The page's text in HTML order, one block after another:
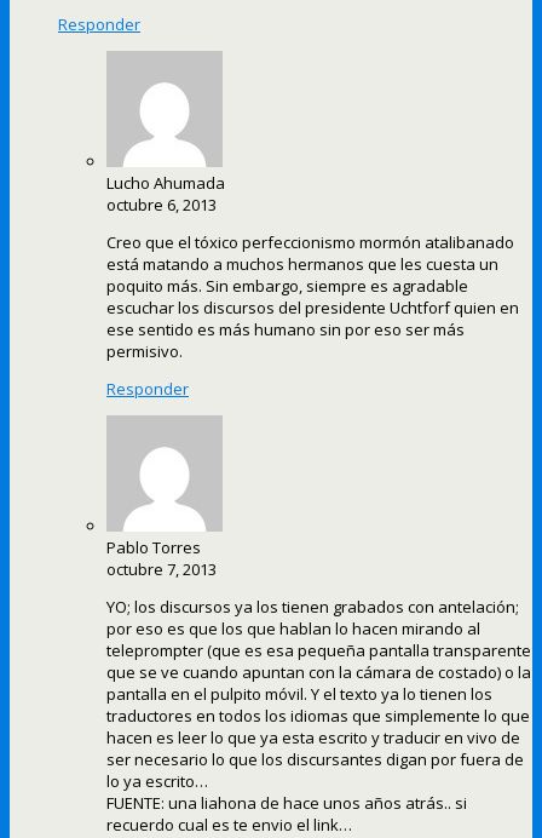
Responder
Lucho Ahumada
octubre 6, 2013
Creo que el tóxico perfeccionismo mormón atalibanado
está matando a muchos hermanos que les cuesta un
poquito más. Sin embargo, siempre es agradable
escuchar los discursos del presidente Uchtforf quien en
ese sentido es más humano sin por eso ser más
permisivo.
Responder
Pablo Torres
octubre 7, 2013
YO; los discursos ya los tienen grabados con antelación;
por eso es que los que hablan lo hacen mirando al
teleprompter (que es esa pequeña pantalla transparente
que se ve cuando apuntan con la cámara de costado) o la
pantalla en el pulpito móvil. Y el texto ya lo tienen los
traductores en todos los idiomas que simplemente lo que
hacen es leer lo que ya esta escrito y traducir en vivo de
ser necesario lo que los discursantes digan por fuera de
lo ya escrito…
FUENTE: una liahona de hace unos años atrás.. si
recuerdo cual es te envio el link…